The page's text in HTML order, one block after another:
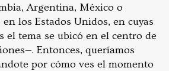
Argentina, México o
los Estados Unidos, en cuyas
el tema se ubicó en el centro de
Entonces, queríamos
por cómo ves el momento